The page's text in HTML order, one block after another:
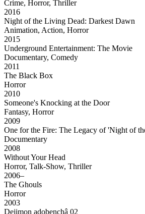
Crime, Horror, Thriller
2016
Night of the Living Dead: Darkest Dawn
Animation, Action, Horror
2015
Underground Entertainment: The Movie
Documentary, Comedy
2011
The Black Box
Horror
2010
Someone's Knocking at the Door
Fantasy, Horror
2009
One for the Fire: The Legacy of 'Night of
Documentary
2008
Without Your Head
Horror, Talk-Show, Thriller
2006–
The Ghouls
Horror
2003
Dejimon adobenchâ 02